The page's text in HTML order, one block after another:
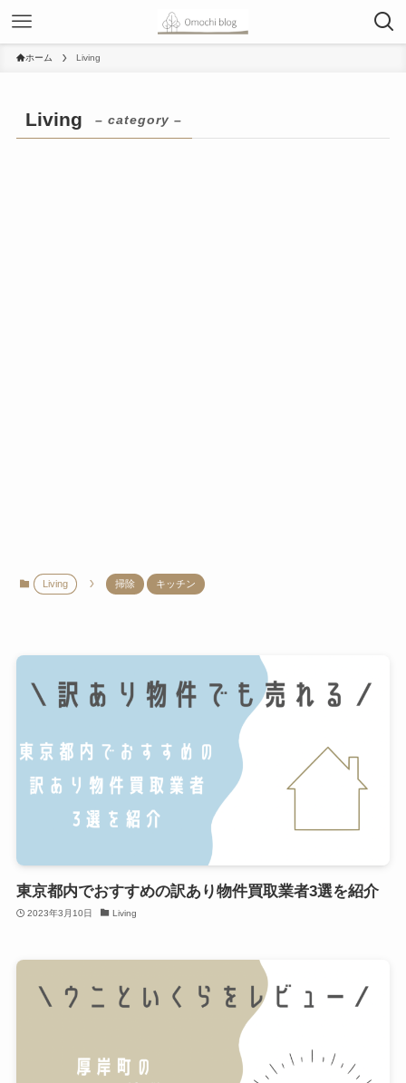
ホーム Living
Living – category –
Living 掃除 キッチン
東京都内でおすすめの訳あり物件買取業者3選を紹介
2023年3月10日 Living